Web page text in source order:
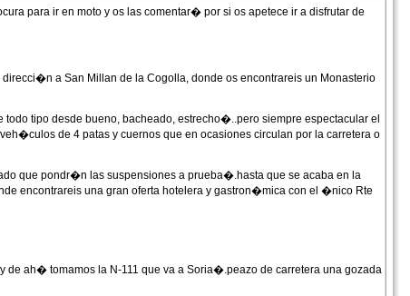
para ir en moto y os las comentar� por si os apetece ir a disfrutar de
a San Millan de la Cogolla, donde os encontrareis un Monasterio
tipo desde bueno, bacheado, estrecho�..pero siempre espectacular el
de 4 patas y cuernos que en ocasiones circulan por la carretera o
que pondr�n las suspensiones a prueba�.hasta que se acaba en la
encontrareis una gran oferta hotelera y gastron�mica con el �nico Rte
de ah� tomamos la N-111 que va a Soria�.peazo de carretera una gozada